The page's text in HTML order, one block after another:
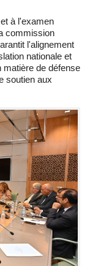
à l'examen
commission
l'alignement
nationale et
matière de défense
soutien aux